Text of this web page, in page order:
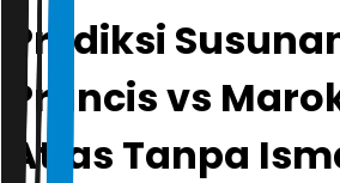
Prediksi
Prancis vs
Atlas Tanpa